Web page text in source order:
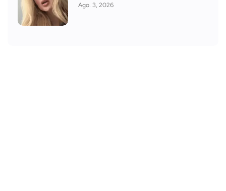
Ago. 3, 2026